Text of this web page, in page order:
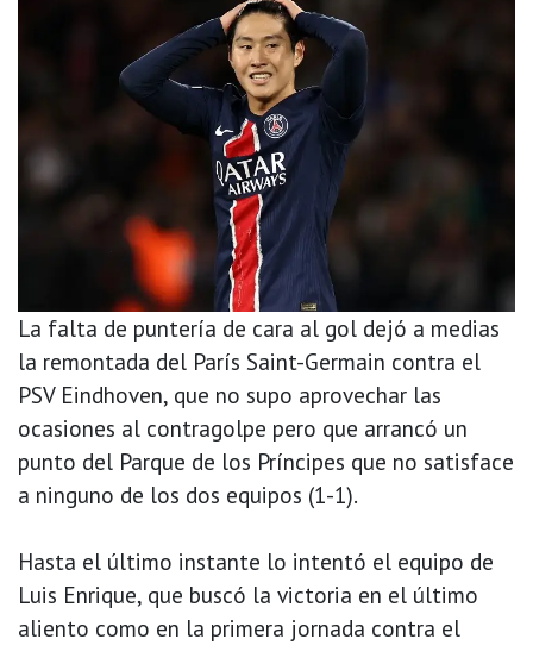
La falta de puntería de cara al gol dejó a medias
la remontada del París Saint-Germain contra el
PSV Eindhoven, que no supo aprovechar las
ocasiones al contragolpe pero que arrancó un
punto del Parque de los Príncipes que no satisface
a ninguno de los dos equipos (1-1).
Hasta el último instante lo intentó el equipo de
Luis Enrique, que buscó la victoria en el último
aliento como en la primera jornada contra el